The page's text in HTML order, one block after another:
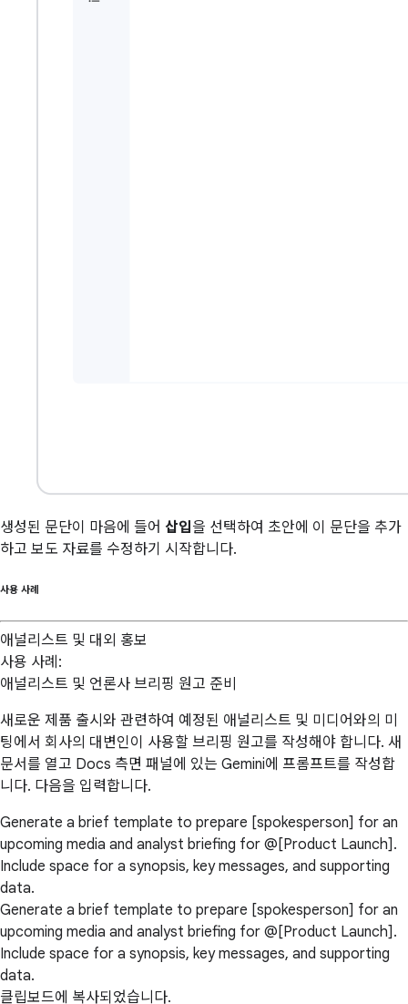
생성된 문단이 마음에 들어 삽입 을 선택하여 초안에 이 문단을 추가
하고 보도 자료를 수정하기 시작합니다.
사용 사례
애널리스트 및 대외 홍보
사용 사례:
애널리스트 및 언론사 브리핑 원고 준비
새로운 제품 출시와 관련하여 예정된 애널리스트 및 미디어와의 미
팅에서 회사의 대변인이 사용할 브리핑 원고를 작성해야 합니다. 새
문서를 열고 Docs 측면 패널에 있는 Gemini에 프롬프트를 작성합
니다. 다음을 입력합니다.
Generate a brief template to prepare [spokesperson] for an
upcoming media and analyst briefing for @[Product Launch].
Include space for a synopsis, key messages, and supporting
data.
Generate a brief template to prepare [spokesperson] for an
upcoming media and analyst briefing for @[Product Launch].
Include space for a synopsis, key messages, and supporting
data.
클립보드에 복사되었습니다.